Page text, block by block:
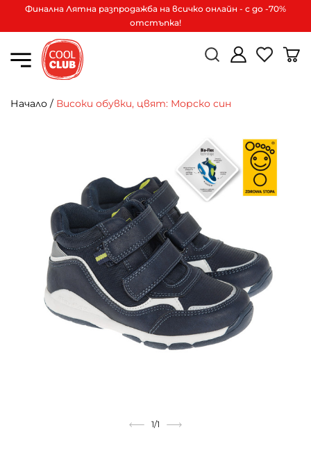
Финална Лятна разпродажба на всичко онлайн - с до -70%
отстъпка!
Начало / Високи обувки, цвят: Морско син
1/1